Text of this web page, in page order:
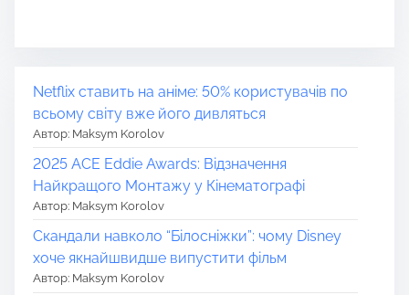
Netflix ставить на аніме: 50% користувачів по
всьому світу вже його дивляться
Автор: Maksym Korolov
2025 ACE Eddie Awards: Відзначення
Найкращого Монтажу у Кінематографі
Автор: Maksym Korolov
Скандали навколо “Білосніжки”: чому Disney
хоче якнайшвидше випустити фільм
Автор: Maksym Korolov